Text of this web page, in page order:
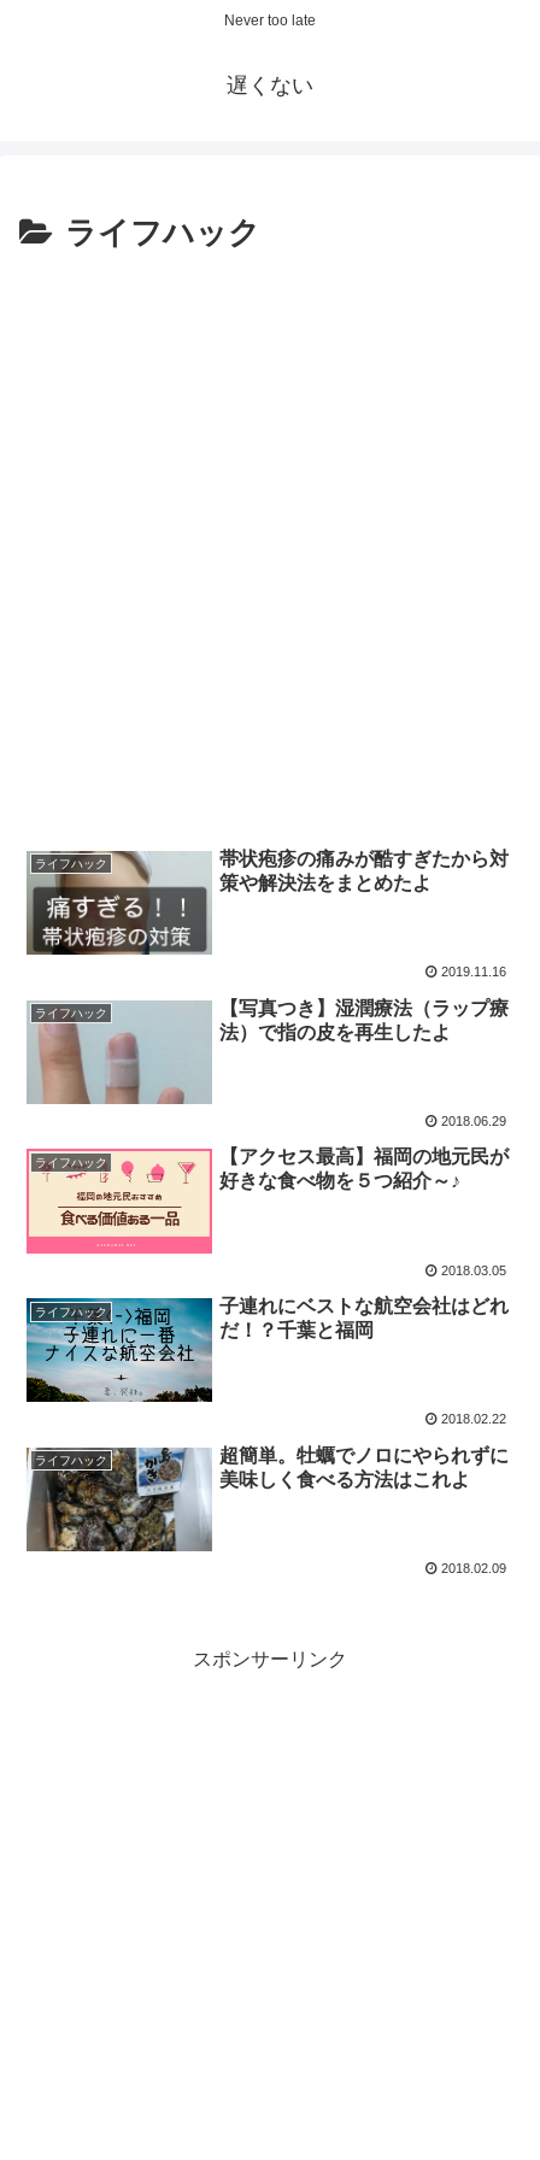
Never too late
遅くない
ライフハック
ライフハック
帯状疱疹の痛みが酷すぎたから対
策や解決法をまとめたよ
2019.11.16
ライフハック
【写真つき】湿潤療法（ラップ療
法）で指の皮を再生したよ
2018.06.29
ライフハック
【アクセス最高】福岡の地元民が
好きな食べ物を５つ紹介～♪
2018.03.05
ライフハック
子連れにベストな航空会社はどれ
だ！？千葉と福岡
2018.02.22
ライフハック
超簡単。牡蠣でノロにやられずに
美味しく食べる方法はこれよ
2018.02.09
スポンサーリンク